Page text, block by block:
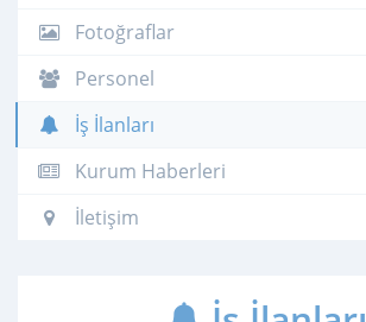
Fotoğraflar
Personel
İş İlanları
Kurum Haberleri
İletişim